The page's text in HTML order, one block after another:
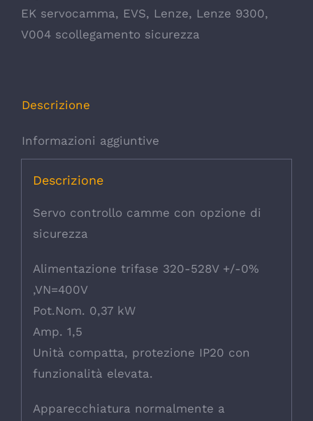
EK servocamma, EVS, Lenze, Lenze 9300,
V004 scollegamento sicurezza
Descrizione
Informazioni aggiuntive
Descrizione
Servo controllo camme con opzione di
sicurezza
Alimentazione trifase 320-528V +/-0%
,VN=400V
Pot.Nom. 0,37 kW
Amp. 1,5
Unità compatta, protezione IP20 con
funzionalità elevata.
Apparecchiatura normalmente a